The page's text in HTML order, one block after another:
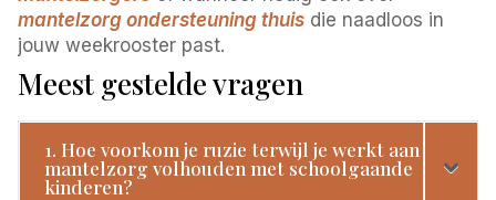
mantelzorg ondersteuning thuis die naadloos in
jouw weekrooster past.
Meest gestelde vragen
1. Hoe voorkom je ruzie terwijl je werkt aan
mantelzorg volhouden met schoolgaande
kinderen?